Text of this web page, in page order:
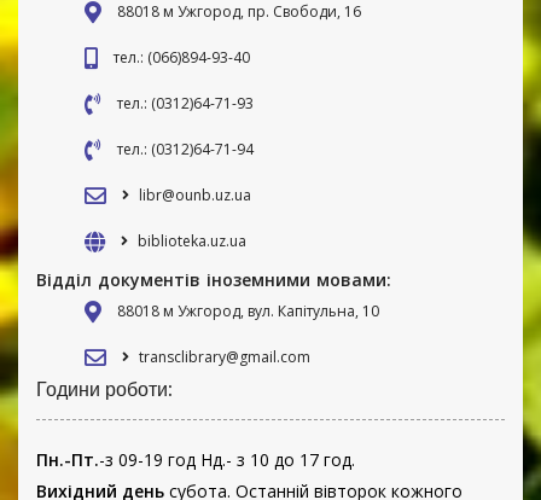
88018 м Ужгород, пр. Свободи, 16
тел.: (066)894-93-40
тел.: (0312)64-71-93
тел.: (0312)64-71-94
libr@ounb.uz.ua
biblioteka.uz.ua
Відділ документів іноземними мовами:
88018 м Ужгород, вул. Капітульна, 10
transclibrary@gmail.com
Години роботи:
Пн.-Пт.-з 09-19 год Нд.- з 10 до 17 год.
Вихідний день субота. Останній вівторок кожного